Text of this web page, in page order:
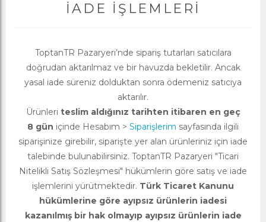
İADE İŞLEMLERI
ToptanTR Pazaryeri’nde sipariş tutarları satıcılara
doğrudan aktarılmaz ve bir havuzda bekletilir. Ancak
yasal iade süreniz dolduktan sonra ödemeniz satıcıya
aktarılır.
Ürünleri teslim aldığınız tarihten itibaren en geç
8 gün içinde Hesabım > Siparişlerim sayfasında ilgili
siparişinize girebilir, siparişte yer alan ürünleriniz için iade
talebinde bulunabilirsiniz. ToptanTR Pazaryeri "Ticari
Nitelikli Satış Sözleşmesi" hükümlerin göre satış ve iade
işlemlerini yürütmektedir. Türk Ticaret Kanunu
hükümlerine göre ayıpsız ürünlerin iadesi
kazanılmış bir hak olmayıp ayıpsız ürünlerin iade